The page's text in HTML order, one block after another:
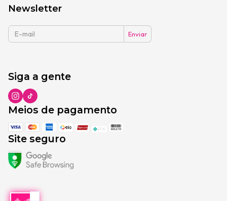
Newsletter
Siga a gente
Meios de pagamento
Site seguro